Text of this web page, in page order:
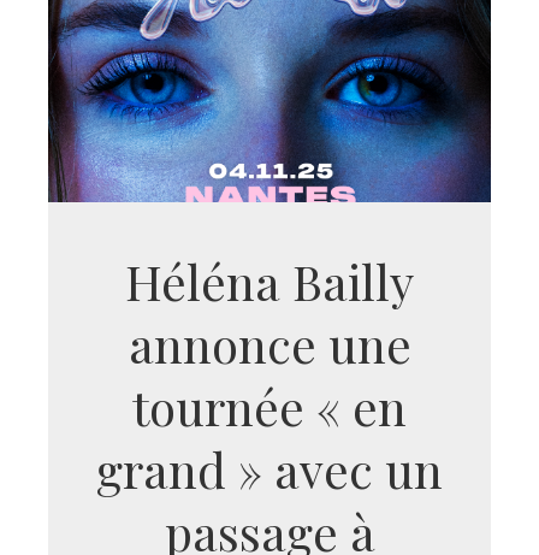
Héléna Bailly
annonce une
tournée « en
grand » avec un
passage à